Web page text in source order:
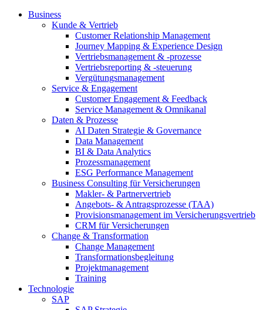
Business
Kunde & Vertrieb
Customer Relationship Management
Journey Mapping & Experience Design
Vertriebsmanagement & -prozesse
Vertriebsreporting & -steuerung
Vergütungsmanagement
Service & Engagement
Customer Engagement & Feedback
Service Management & Omnikanal
Daten & Prozesse
AI Daten Strategie & Governance
Data Management
BI & Data Analytics
Prozessmanagement
ESG Performance Management
Business Consulting für Versicherungen
Makler- & Partnervertrieb
Angebots- & Antragsprozesse (TAA)
Provisionsmanagement im Versicherungsvertrieb
CRM für Versicherungen
Change & Transformation
Change Management
Transformationsbegleitung
Projektmanagement
Training
Technologie
SAP